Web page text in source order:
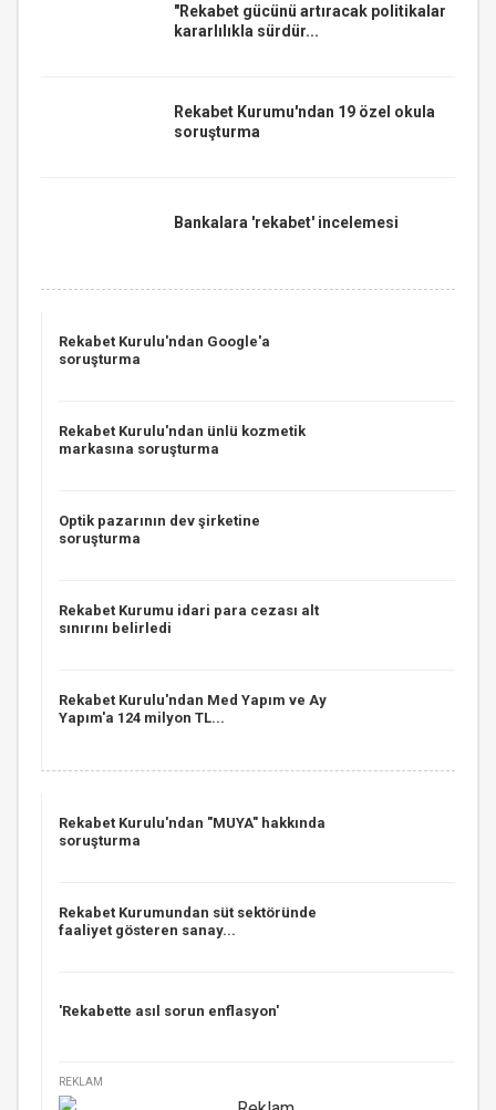
"Rekabet gücünü artıracak politikalar
kararlılıkla sürdür...
Rekabet Kurumu'ndan 19 özel okula
soruşturma
Bankalara 'rekabet' incelemesi
Rekabet Kurulu'ndan Google'a
soruşturma
Rekabet Kurulu'ndan ünlü kozmetik
markasına soruşturma
Optik pazarının dev şirketine
soruşturma
Rekabet Kurumu idari para cezası alt
sınırını belirledi
Rekabet Kurulu'ndan Med Yapım ve Ay
Yapım'a 124 milyon TL...
Rekabet Kurulu'ndan "MUYA" hakkında
soruşturma
Rekabet Kurumundan süt sektöründe
faaliyet gösteren sanay...
'Rekabette asıl sorun enflasyon'
REKLAM